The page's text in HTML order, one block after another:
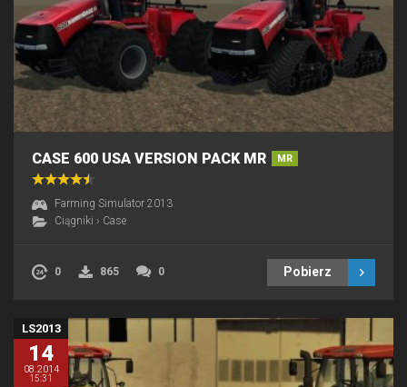
CASE 600 USA VERSION PACK MR MR
Farming Simulator 2013
Ciągniki › Case
0 865 0 Pobierz
LS2013
14
08.2014
15:31